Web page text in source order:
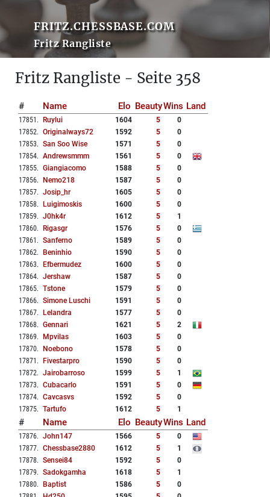
FRITZ.CHESSBASE.COM
Fritz Rangliste
Fritz Rangliste - Seite 358
# Name Elo BeautyWins Land
17851 . Ruylui 1604 5
0
17852. Originalways72 1592 5
0
17853. San Soo Wise 1571 5
0
17854. Andrewsmmm 1561 5
0
17855. Giangiacomo 1588 5
0
17856. Nemo218 1587 5
0
17857. Josip_hr 1605 5
0
17858. Luigimoskis 1600 5
0
17859. J0hk4r 1612 5
1
17860. Rigasgr 1576 5
0
17861 . Sanferno 1589 5
0
17862. Beninhio 1590 5
0
17863. Efbermudez 1600 5
0
17864. Jershaw 1587 5
0
17865. Tstone 1579 5
0
17866. Simone Luschi 1591 5
0
17867. Lelandra 1577 5
0
17868. Gennari 1621 5
2
17869. Mpvilas 1603 5
0
17870. Noebono 1578 5
0
17871 . Fivestarpro 1590 5
0
17872. Jairobarroso 1599 5
1
17873. Cubacarlo 1591 5
0
17874. Cavcasvs 1592 5
0
17875. Tartufo 1612 5 1
# Name Elo BeautyWins Land
17876. John147 1566 5
0
17877. Chessbase2880 1612 5
1
17878. Sensei84 1592 5
0
17879. Sadokgamha 1618 5
1
17880. Baptist 1586 5
0